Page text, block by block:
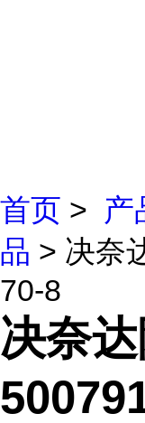
首页 > 产
品 > 决奈
70-8
决奈